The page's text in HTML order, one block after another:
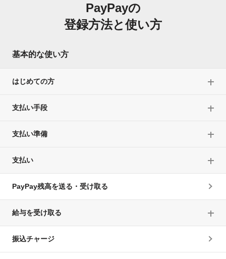
PayPayの
登録方法と使い方
基本的な使い方
はじめての方
支払い手段
支払い準備
支払い
PayPay残高を送る・受け取る
給与を受け取る
振込チャージ